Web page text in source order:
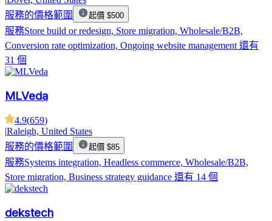
服務的價格範圍
起價 $500
服務Store build or redesign, Store migration, Wholesale/B2B,
Conversion rate optimization, Ongoing website management 還有
31 個
MLVeda
4.9(659)
Raleigh, United States
服務的價格範圍
起價 $85
服務Systems integration, Headless commerce, Wholesale/B2B,
Store migration, Business strategy guidance 還有 14 個
dekstech